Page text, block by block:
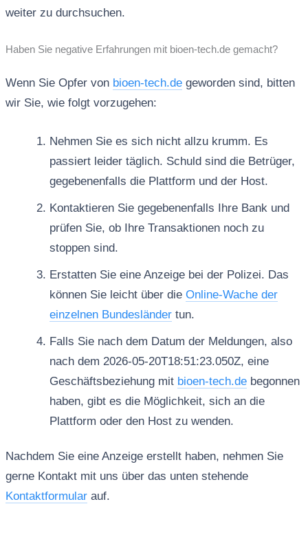
weiter zu durchsuchen.
Haben Sie negative Erfahrungen mit bioen-tech.de gemacht?
Wenn Sie Opfer von bioen-tech.degeworden sind, bitten
wir Sie, wie folgt vorzugehen:
Nehmen Sie es sich nicht allzu krumm. Es
passiert leider täglich. Schuld sind die Betrüger,
gegebenenfalls die Plattform und der Host.
Kontaktieren Sie gegebenenfalls Ihre Bank und
prüfen Sie, ob Ihre Transaktionen noch zu
stoppen sind.
Erstatten Sie eine Anzeige bei der Polizei. Das
können Sie leicht über die Online-Wache der
einzelnen Bundesländertun.
Falls Sie nach dem Datum der Meldungen, also
nach dem 2026-05-20T18:51:23.050Z, eine
Geschäftsbeziehung mit bioen-tech.debegonnen
haben, gibt es die Möglichkeit, sich an die
Plattform oder den Host zu wenden.
Nachdem Sie eine Anzeige erstellt haben, nehmen Sie
gerne Kontakt mit uns über das unten stehende
Kontaktformularauf.